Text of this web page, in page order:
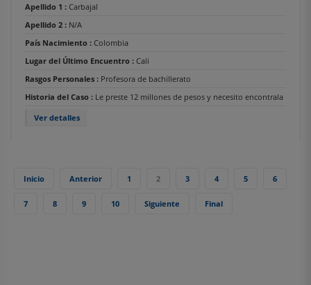
Apellido 1 : Carbajal
Apellido 2 : N/A
País Nacimiento : Colombia
Lugar del Último Encuentro : Cali
Rasgos Personales : Profesora de bachillerato
Historia del Caso : Le preste 12 millones de pesos y necesito encontrala
Ver detalles
Inicio Anterior 1 2 3 4 5 6
7 8 9 10 Siguiente Final